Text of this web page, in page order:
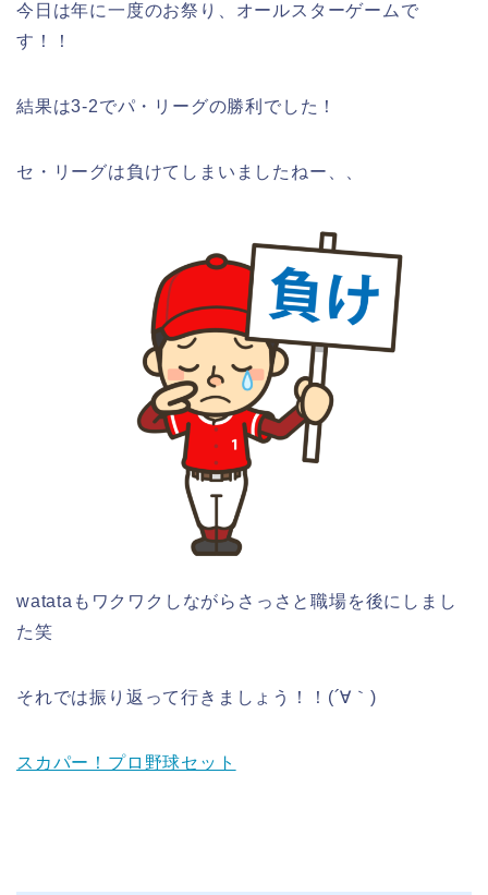
今日は年に一度のお祭り、オールスターゲームで
す！！
結果は3-2でパ・リーグの勝利でした！
セ・リーグは負けてしまいましたねー、、
watataもワクワクしながらさっさと職場を後にしまし
た笑
それでは振り返って行きましょう！！(´∀｀)
スカパー！プロ野球セット